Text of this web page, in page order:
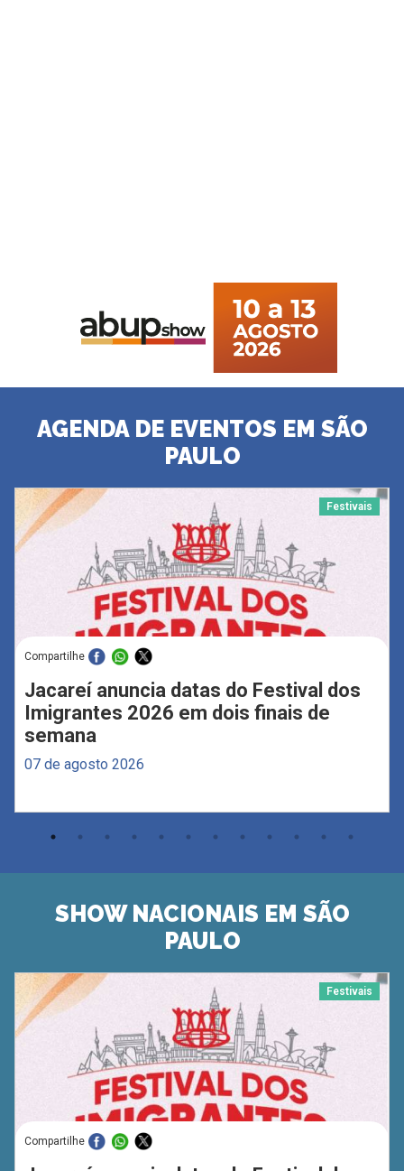
AGENDA DE EVENTOS EM SÃO
PAULO
Festivais
Compartilhe
Jacareí anuncia datas do Festival dos
Imigrantes 2026 em dois finais de
semana
07 de agosto 2026
SHOW NACIONAIS EM SÃO
PAULO
Festivais
Compartilhe